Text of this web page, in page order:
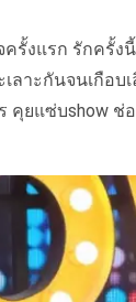
ครั้งแรก รักครั้ง
ลาะกันจนเกือ
คุยแซ่บshow ช่